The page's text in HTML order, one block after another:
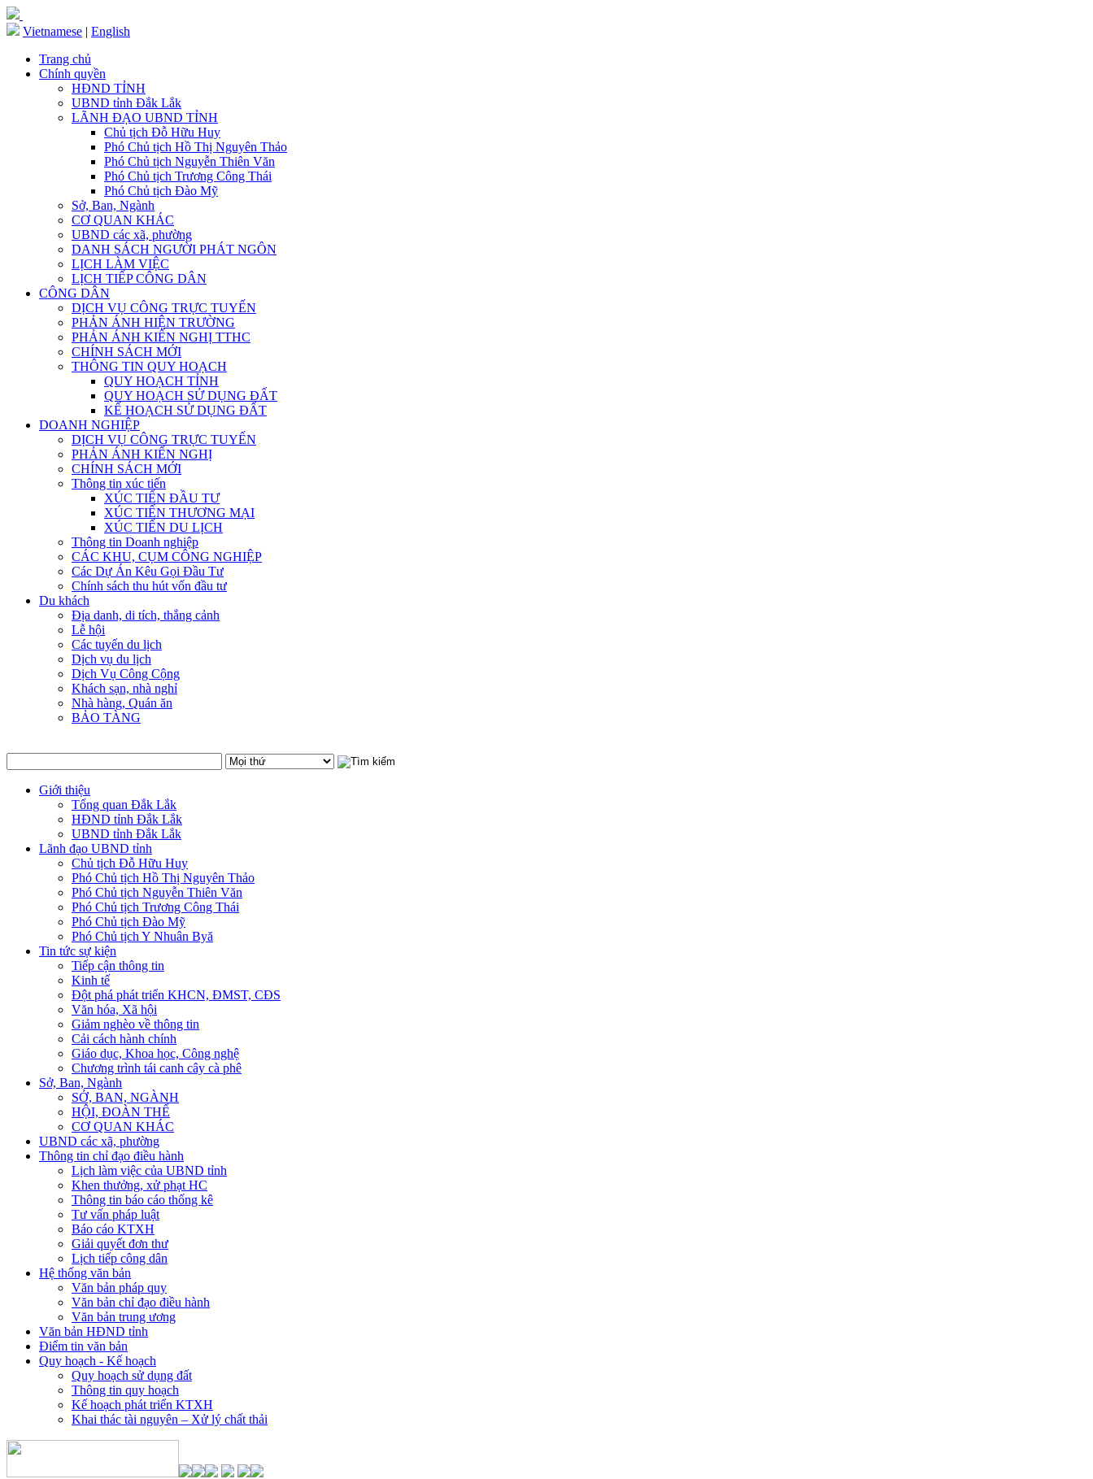
Vietnamese | English
Trang chủ
Chính quyền
HĐND TỈNH
UBND tỉnh Đắk Lắk
LÃNH ĐẠO UBND TỈNH
Chủ tịch Đỗ Hữu Huy
Phó Chủ tịch Hồ Thị Nguyên Thảo
Phó Chủ tịch Nguyễn Thiên Văn
Phó Chủ tịch Trương Công Thái
Phó Chủ tịch Đào Mỹ
Sở, Ban, Ngành
CƠ QUAN KHÁC
UBND các xã, phường
DANH SÁCH NGƯỜI PHÁT NGÔN
LỊCH LÀM VIỆC
LỊCH TIẾP CÔNG DÂN
CÔNG DÂN
DỊCH VỤ CÔNG TRỰC TUYẾN
PHẢN ÁNH HIỆN TRƯỜNG
PHẢN ÁNH KIẾN NGHỊ TTHC
CHÍNH SÁCH MỚI
THÔNG TIN QUY HOẠCH
QUY HOẠCH TỈNH
QUY HOẠCH SỬ DỤNG ĐẤT
KẾ HOẠCH SỬ DỤNG ĐẤT
DOANH NGHIỆP
DỊCH VỤ CÔNG TRỰC TUYẾN
PHẢN ÁNH KIẾN NGHỊ
CHÍNH SÁCH MỚI
Thông tin xúc tiến
XÚC TIẾN ĐẦU TƯ
XÚC TIẾN THƯƠNG MẠI
XÚC TIẾN DU LỊCH
Thông tin Doanh nghiệp
CÁC KHU, CỤM CÔNG NGHIỆP
Các Dự Án Kêu Gọi Đầu Tư
Chính sách thu hút vốn đầu tư
Du khách
Địa danh, di tích, thắng cảnh
Lễ hội
Các tuyến du lịch
Dịch vụ du lịch
Dịch Vụ Công Cộng
Khách sạn, nhà nghỉ
Nhà hàng, Quán ăn
BẢO TÀNG
Giới thiệu
Tổng quan Đắk Lắk
HĐND tỉnh Đắk Lắk
UBND tỉnh Đắk Lắk
Lãnh đạo UBND tỉnh
Chủ tịch Đỗ Hữu Huy
Phó Chủ tịch Hồ Thị Nguyên Thảo
Phó Chủ tịch Nguyễn Thiên Văn
Phó Chủ tịch Trương Công Thái
Phó Chủ tịch Đào Mỹ
Phó Chủ tịch Y Nhuân Byă
Tin tức sự kiện
Tiếp cận thông tin
Kinh tế
Đột phá phát triển KHCN, ĐMST, CĐS
Văn hóa, Xã hội
Giảm nghèo về thông tin
Cải cách hành chính
Giáo dục, Khoa học, Công nghệ
Chương trình tái canh cây cà phê
Sở, Ban, Ngành
SỞ, BAN, NGÀNH
HỘI, ĐOÀN THỂ
CƠ QUAN KHÁC
UBND các xã, phường
Thông tin chỉ đạo điều hành
Lịch làm việc của UBND tỉnh
Khen thưởng, xử phạt HC
Thông tin báo cáo thống kê
Tư vấn pháp luật
Báo cáo KTXH
Giải quyết đơn thư
Lịch tiếp công dân
Hệ thống văn bản
Văn bản pháp quy
Văn bản chỉ đạo điều hành
Văn bản trung ương
Văn bản HĐND tỉnh
Điểm tin văn bản
Quy hoạch - Kế hoạch
Quy hoạch sử dụng đất
Thông tin quy hoạch
Kế hoạch phát triển KTXH
Khai thác tài nguyên – Xử lý chất thải